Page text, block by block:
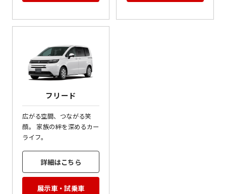
フリード
広がる空間、つながる笑
顔。 家族の絆を深めるカー
ライフ。
詳細はこちら
展示車・試乗車